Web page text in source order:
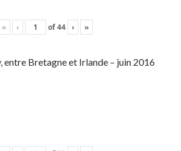
« ‹ of44 › »
entre Bretagne et Irlande – juin 2016